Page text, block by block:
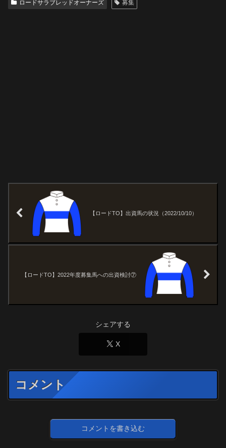
ロードサラブレッドオーナーズ 募集
【ロードTO】出資馬の状況（2022/10/10）
【ロードTO】2022年度募集馬への出資検討⑦
シェアする
X
コメント
コメントを書き込む